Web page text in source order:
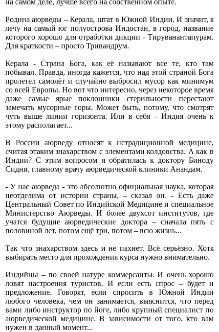
Родина аюрведы – Керала, штат в Южной Индии. И значит, я
лечу на самый юг полуострова Индостан, в город, название
которого хорошо для отработки дикции - Тируванантапурам.
Для краткости – просто Тривандрум.
Керала - Страна Бога, как её называют все те, кто там
побывал. Правда, иногда кажется, что над этой страной Бога
пролетел самолёт и случайно выбросил мусор как минимум
со всей Европы. Но вот что интересно, через некоторое время
даже самые ярые поклонники стерильности перестают
замечать мусорные горы. Может быть, потому, что смотрят
чуть выше линии горизонта. Или в себя – Индия очень к
этому располагает...
В России аюрведу относят к нетрадиционной медицине,
считая этаким знахарством с элементами колдовства. А как в
Индии? С этим вопросом я обратилась к доктору Биноду
Сидни, главному врачу аюрведической клиники Анандам.
- У нас аюрведа - это абсолютно официальная наука, которая
неотделима от истории страны, – сказал он. - Есть даже
Центральный Совет по Индийской Медицине и специальное
Министерство Аюрведы. И более двухсот институтов, где
учатся будущие аюрведические доктора – сначала пять с
половиной лет, потом ещё три, потом – всю жизнь...
Так что знахарством здесь и не пахнет. Всё серьёзно. Хотя
выбирать место для прохождения курса нужно внимательно.
Индийцы – по своей натуре коммерсанты. И очень хорошо
ловят настроения туристов. И если есть спрос – будет и
предложение. Говорят, если спросить в Южной Индии
любого человека, чем он занимается, выяснится, что перед
вами либо инструктор по йоге, либо крупный специалист по
аюрведической медицине. В зависимости от того, кто вам
нужен в данный момент...